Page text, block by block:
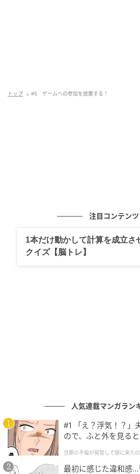
トップ #5 ゲームへの参加を放棄する！
注目コンテンツ
1本だけ動かして計算を成立さ
クイズ【脳トレ】
人気連載マンガラン
#1 「え？浮気！？」
ので、ふと外を見る
クチャにしてやった
旦那の不倫が発覚して頭に来た
最初に感じた違和感